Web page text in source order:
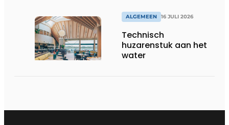
ALGEMEEN 16 JULI 2026
Technisch
huzarenstuk aan het
water